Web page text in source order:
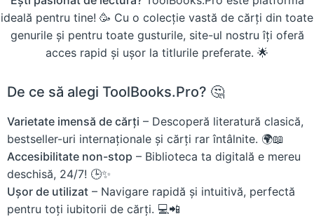
ideală pentru tine! 🥳 Cu o colecție vastă de cărți din toate
genurile și pentru toate gusturile, site-ul nostru îți oferă
acces rapid și ușor la titlurile preferate. 🌟
De ce să alegi ToolBooks.Pro? 🤔
Varietate imensă de cărți – Descoperă literatură clasică,
bestseller-uri internaționale și cărți rar întâlnite. 🌍📖
Accesibilitate non-stop – Biblioteca ta digitală e mereu
deschisă, 24/7! 🕒✨
Ușor de utilizat – Navigare rapidă și intuitivă, perfectă
pentru toți iubitorii de cărți. 💻📲